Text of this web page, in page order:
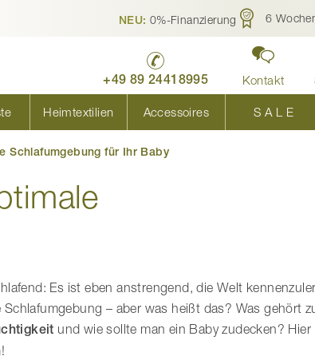
NEU: 0%-Finanzierung 6
+49 89 24418995 Kontakt
Heimtextilien Accessoires S A L E
Schlafumgebung für Ihr Baby
Es ist eben anstrengend, die Welt
– aber was heißt das? Was gehört
und wie sollte man ein Baby zudecken? Hier
!